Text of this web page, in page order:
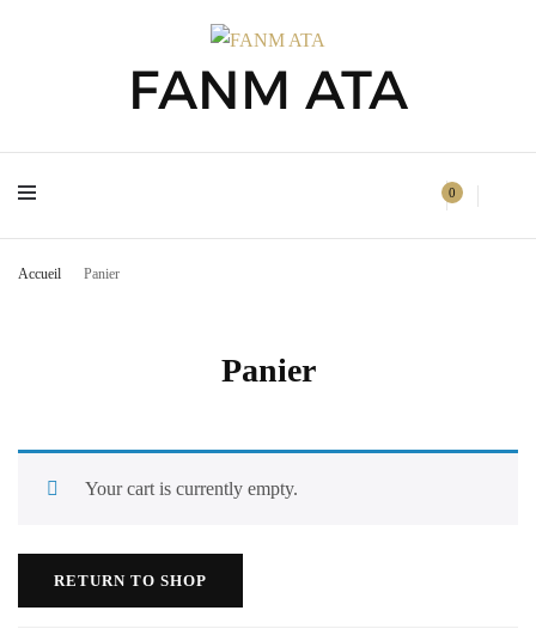
FANM ATA
0
FANM ATA
Accueil Panier
Panier
Your cart is currently empty.
RETURN TO SHOP